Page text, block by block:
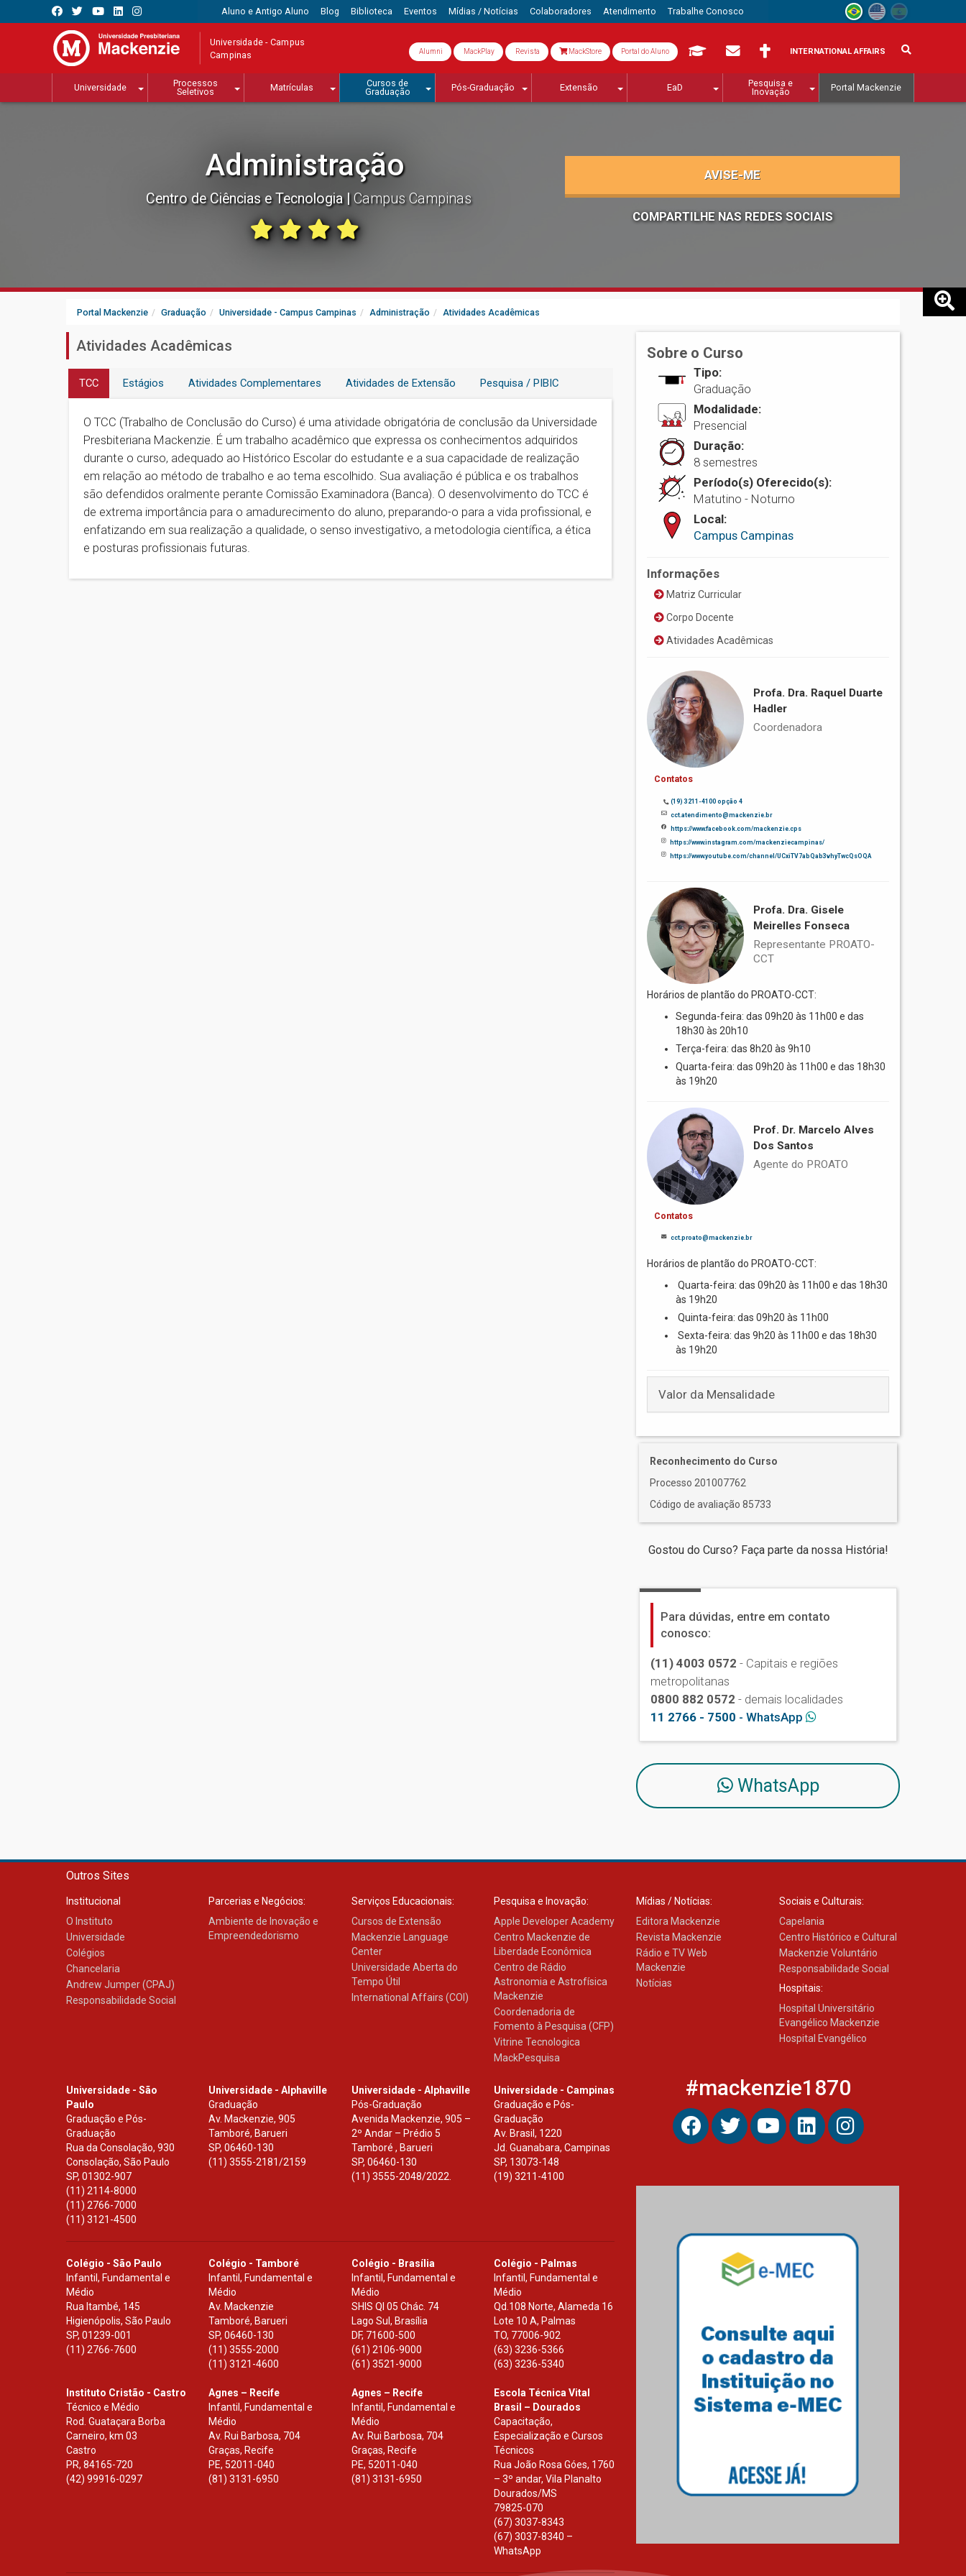
Aluno e Antigo Aluno Blog Biblioteca Eventos Mídias / Notícias Colaboradores Atendimento Trabalhe Conosco
Universidade - Campus
Campinas Alumni MackPlay Revista MackStore Portal do Aluno INTERNATIONAL AFFAIRS
Universidade
Processos
Seletivos
Matrículas
Cursos de
Graduação
Pós-Graduação Extensão EaD
Pesquisa e
Inovação
Portal Mackenzie
Administração
Centro de Ciências e Tecnologia Campus Campinas
AVISE-ME
COMPARTILHE NAS REDES SOCIAIS
Portal Mackenzie Graduação Universidade - Campus Campinas Administração Atividades Acadêmicas
Atividades Acadêmicas
TCC Estágios Atividades Complementares Atividades de Extensão Pesquisa / PIBIC
O TCC (Trabalho de Conclusão do Curso) é uma atividade obrigatória de conclusão da Universidade
Presbiteriana Mackenzie. É um trabalho acadêmico que expressa os conhecimentos adquiridos
durante o curso, adequado ao Histórico Escolar do estudante e a sua capacidade de realização
em relação ao método de trabalho e ao tema escolhido. Sua avaliação é pública e os trabalhos
são defendidos oralmente perante Comissão Examinadora (Banca). O desenvolvimento do TCC é
de extrema importância para o amadurecimento do aluno, preparando-o para a vida profissional, e
enfatizando em sua realização a qualidade, o senso investigativo, a metodologia científica, a ética
e posturas profissionais futuras.
Sobre o Curso
Tipo:
Graduação
Modalidade:
Presencial
Duração:
8 semestres
Período(s) Oferecido(s):
Matutino - Noturno
Local:
Campus Campinas
Informações
Matriz Curricular
Corpo Docente
Atividades Acadêmicas
Profa. Dra. Raquel Duarte
Hadler
Coordenadora
Contatos
(19) 3211-4100 opção 4
cct.atendimento@mackenzie.br
https://www.facebook.com/mackenzie.cps
https://www.instagram.com/mackenziecampinas/
https://www.youtube.com/channel/UCxiTV7abQab3vhyTwcQsOQA
Profa. Dra. Gisele
Meirelles Fonseca
Representante PROATO-
CCT
Horários de plantão do PROATO-CCT:
Segunda-feira: das 09h20 às 11h00 e das
18h30 às 20h10
Terça-feira: das 8h20 às 9h10
Quarta-feira: das 09h20 às 11h00 e das 18h30
às 19h20
Prof. Dr. Marcelo Alves
Dos Santos
Agente do PROATO
Contatos
cct.proato@mackenzie.br
Horários de plantão do PROATO-CCT:
Quarta-feira: das 09h20 às 11h00 e das 18h30
às 19h20
Quinta-feira: das 09h20 às 11h00
Sexta-feira: das 9h20 às 11h00 e das 18h30
às 19h20
Valor da Mensalidade
Reconhecimento do Curso
Processo 201007762
Código de avaliação 85733
Gostou do Curso? Faça parte da nossa História!
Para dúvidas, entre em contato
conosco:
(11) 4003 0572 - Capitais e regiões
metropolitanas
0800 882 0572 - demais localidades
11 2766 - 7500 - WhatsApp
WhatsApp
Outros Sites
Institucional
O Instituto
Universidade
Colégios
Chancelaria
Andrew Jumper (CPAJ)
Responsabilidade Social
Parcerias e Negócios:
Ambiente de Inovação e
Empreendedorismo
Serviços Educacionais:
Cursos de Extensão
Mackenzie Language
Center
Universidade Aberta do
Tempo Útil
International Affairs (COI)
Pesquisa e Inovação:
Apple Developer Academy
Centro Mackenzie de
Liberdade Econômica
Centro de Rádio
Astronomia e Astrofísica
Mackenzie
Coordenadoria de
Fomento à Pesquisa (CFP)
Vitrine Tecnologica
MackPesquisa
Mídias / Notícias:
Editora Mackenzie
Revista Mackenzie
Rádio e TV Web
Mackenzie
Notícias
Sociais e Culturais:
Capelania
Centro Histórico e Cultural
Mackenzie Voluntário
Responsabilidade Social
Hospitais:
Hospital Universitário
Evangélico Mackenzie
Hospital Evangélico
Universidade - São
Paulo
Graduação e Pós-
Graduação
Rua da Consolação, 930
Consolação, São Paulo
SP, 01302-907
(11) 2114-8000
(11) 2766-7000
(11) 3121-4500
Universidade - Alphaville
Graduação
Av. Mackenzie, 905
Tamboré, Barueri
SP,06460-130
(11) 3555-2181/2159
Universidade - Alphaville
Pós-Graduação
Avenida Mackenzie, 905 –
2º Andar – Prédio 5
Tamboré , Barueri
SP, 06460-130
(11) 3555-2048/2022.
Universidade - Campinas
Graduação e Pós-
Graduação
Av. Brasil, 1220
Jd. Guanabara, Campinas
SP, 13073-148
(19) 3211-4100
Colégio - São Paulo
Infantil, Fundamental e
Médio
Rua Itambé, 145
Higienópolis, São Paulo
SP, 01239-001
(11) 2766-7600
Colégio - Tamboré
Infantil, Fundamental e
Médio
Av. Mackenzie
Tamboré, Barueri
SP,06460-130
(11) 3555-2000
(11) 3121-4600
Colégio - Brasília
Infantil, Fundamental e
Médio
SHIS Ql 05 Chác. 74
Lago Sul, Brasília
DF, 71600-500
(61) 2106-9000
(61) 3521-9000
Colégio - Palmas
Infantil, Fundamental e
Médio
Qd.108 Norte, Alameda 16
Lote 10 A, Palmas
TO, 77006-902
(63) 3236-5366
(63) 3236-5340
Instituto Cristão - Castro
Técnico e Médio
Rod. Guataçara Borba
Carneiro, km 03
Castro
PR, 84165-720
(42) 99916-0297
Agnes – Recife
Infantil, Fundamental e
Médio
Av. Rui Barbosa, 704
Graças, Recife
PE, 52011-040
(81) 3131-6950
Agnes – Recife
Infantil, Fundamental e
Médio
Av. Rui Barbosa, 704
Graças, Recife
PE, 52011-040
(81) 3131-6950
Escola Técnica Vital
Brasil – Dourados
Capacitação,
Especialização e Cursos
Técnicos
Rua João Rosa Góes, 1760
– 3º andar, Vila Planalto
Dourados/MS
79825-070
(67) 3037-8343
(67) 3037-8340 –
WhatsApp
#mackenzie1870